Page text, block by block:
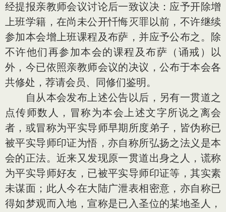
经提报亲教师会议讨论后一致议决：应予开除增
上班学籍，在尚未公开忏悔灭罪以前，不许继续
参加本会增上班课程及布萨，并应予公布之。除
不许他们再参加本会的课程及布萨（诵戒）以
外，今已依照亲教师会议的决议，公布于本会各
共修处，荐请会员、同修们鉴明。
自从本会发布上述公告以后，另有一贯道之
点传师数人，冒称为本会上述文字所说之离会
者，或冒称为平实导师早期所度弟子，皆伪称已
被平实导师印证为悟，亦自称所弘扬之法义是本
会的正法。近来又发现原一贯道出身之人，谎称
为平实导师好友，已被平实导师印证等，其实素
未谋面；此人今在大陆广泄表相密意，亦自称已
得如梦观而入地，宣称是已入圣位的某地圣人，